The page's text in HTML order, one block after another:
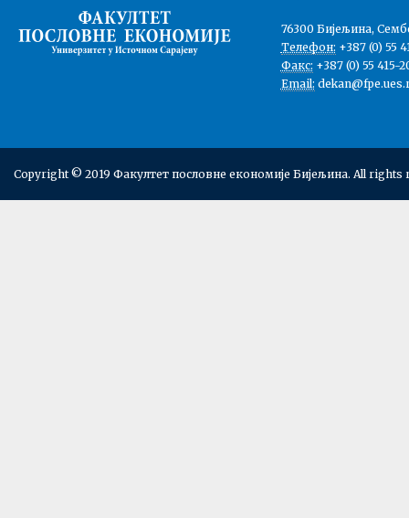
76300 Бијељина,
Телефон: +387 (0) 55
Факс: +387 (0) 55 415-
Email:
Copyright © 2019 Факултет пословне економије Бијељина. All rights